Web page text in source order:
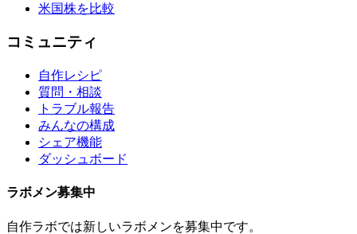
米国株を比較
コミュニティ
自作レシピ
質問・相談
トラブル報告
みんなの構成
シェア機能
ダッシュボード
ラボメン募集中
自作ラボでは新しいラボメンを募集中です。